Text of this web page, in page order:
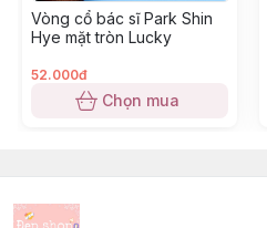
Vòng cổ bác sĩ Park Shin
Hye mặt tròn Lucky
52.000đ
Chọn mua